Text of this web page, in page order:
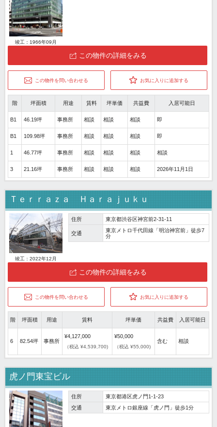
竣工：1966年09月
この物件の詳細をみる
この物件を問い合わせる お気に入りに追加する
階 坪面積 用途 賃料 坪単価 共益費 入居可能日
B1 46.19坪 事務所 相談 相談 相談 即
B1 109.98坪 事務所 相談 相談 相談 即
1 46.77坪 事務所 相談 相談 相談 相談
3 21.16坪 事務所 相談 相談 相談 2026年11月1日
Ｔｅｒｒａｚａ Ｈａｒａｊｕｋｕ
竣工：2022年12月
住所 東京都渋谷区神宮前2-31-11
交通
東京メトロ千代田線「明治神宮前」徒歩7
分
この物件の詳細をみる
この物件を問い合わせる お気に入りに追加する
階 坪面積 用途 賃料 坪単価 共益費 入居可能日
6 82.54坪 事務所
¥4,127,000
（税込 ¥4,539,700)
¥50,000
（税込 ¥55,000)
含む 相談
虎ノ門東宝ビル
住所
東京都港区虎ノ門1-1-23
交通
東京メトロ銀座線「虎ノ門」徒歩1分